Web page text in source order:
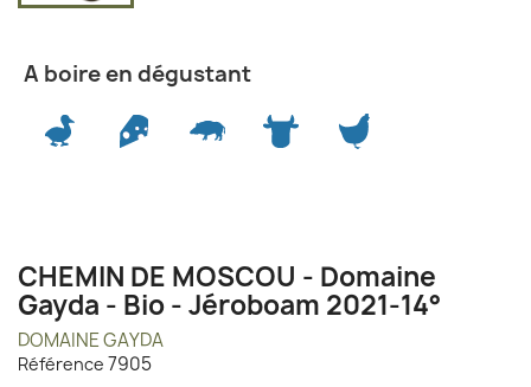
A boire en dégustant
CHEMIN DE MOSCOU - Domaine
Gayda - Bio - Jéroboam 2021-14°
DOMAINE GAYDA
Référence 7905